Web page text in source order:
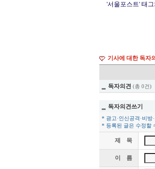
'서울포스트' 태
기사에 대한 독자
독자의견 (총 0건)
독자의견쓰기
* 광고·인신공격·비방
* 등록된 글은 수정할
제 목
이 름